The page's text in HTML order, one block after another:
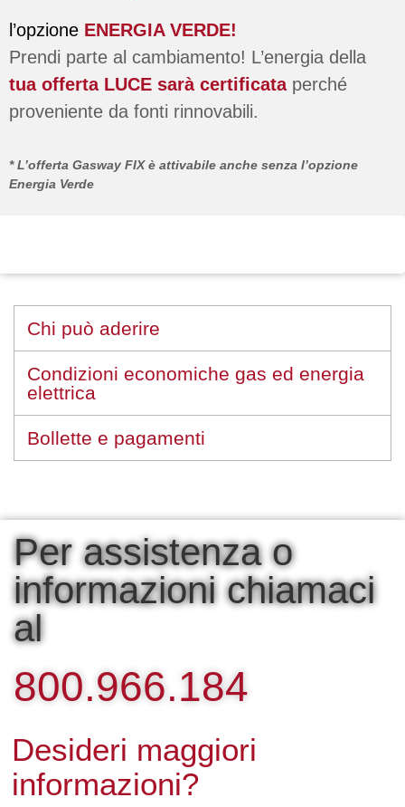
l’opzione ENERGIA VERDE!
Prendi parte al cambiamento! L’energia della
tua offerta LUCE sarà certificataperché
proveniente da fonti rinnovabili.
* L’offerta Gasway FIX è attivabile anche senza l’opzione
Energia Verde
Chi può aderire
Condizioni economiche gas ed energia
elettrica
Bollette e pagamenti
Per assistenza o
informazioni chiamaci
al
800.966.184
Desideri maggiori
informazioni?